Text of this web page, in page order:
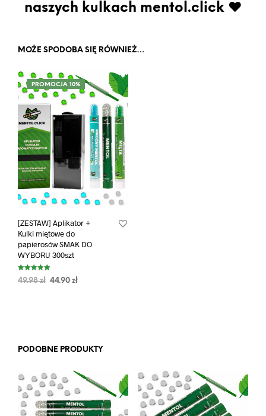
naszych kulkach mentol.click ♥
MOŻE SPODOBA SIĘ RÓWNIEŻ…
PROMOCJA 10%
[ZESTAW] Aplikator +
Kulki miętowe do
papierosów SMAK DO
WYBORU 300szt
Oceniono
5.00
49.98zł 44.90 zł
PODOBNE PRODUKTY